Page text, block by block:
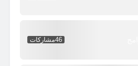
46مشاركات